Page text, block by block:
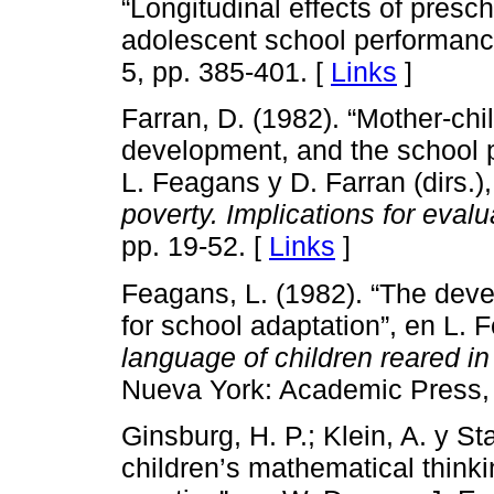
“Longitudinal effects of
adolescent school
5, pp. 385-401. [ Links ]
Farran, D. (1982). “Mother-
development, and the school
L. Feagans y D. Farran
poverty. Implications for
pp. 19-52. [ Links ]
Feagans, L. (1982). “The
for school adaptation”, en L.
language of children reared
Nueva York: Academic
Ginsburg, H. P.; Klein, A. y
children’s mathematical